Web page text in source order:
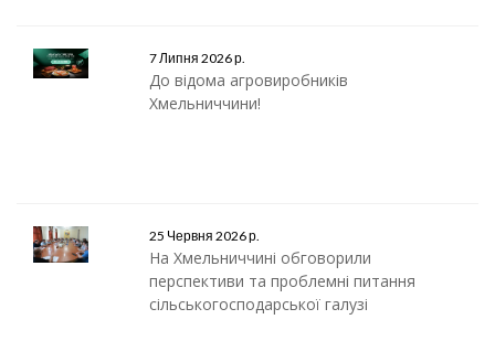
7 Липня 2026 р.
До відома агровиробників
Хмельниччини!
25 Червня 2026 р.
На Хмельниччині обговорили
перспективи та проблемні питання
сільськогосподарської галузі